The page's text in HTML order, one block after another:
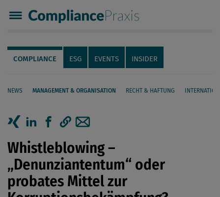
Compliance Praxis
Servicenavigation
Navigation
COMPLIANCE ESG EVENTS INSIDER
NEWS MANAGEMENT & ORGANISATION RECHT & HAFTUNG
Seiteninhalt
Artikel auf Xing teilen
Artikel auf linkedIn teilen
Artikel auf Facebook teilen
Artikellink kopieren
Artikel per Mail teilen
Whistleblowing –
„Denunziantentum“ oder
probates Mittel zur